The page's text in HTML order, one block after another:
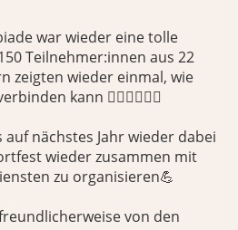
war wieder eine tolle
Teilnehmer:innen aus 22
zeigten wieder einmal, wie
kann 🏃‍♀️🏃‍♀️🏃‍♀️
nächstes Jahr wieder dabei
wieder zusammen mit
zu organisieren💪
von den